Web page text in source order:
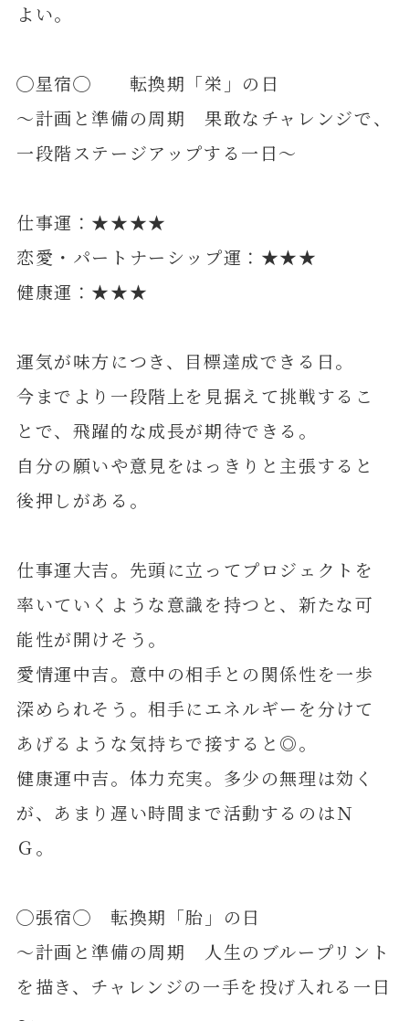
よい。
◯星宿◯ 転換期「栄」の日
～計画と準備の周期 果敢なチャレンジで、
一段階ステージアップする一日～
仕事運：★★★★
恋愛・パートナーシップ運：★★★
健康運：★★★
運気が味方につき、目標達成できる日。
今までより一段階上を見据えて挑戦するこ
とで、飛躍的な成長が期待できる。
自分の願いや意見をはっきりと主張すると
後押しがある。
仕事運大吉。先頭に立ってプロジェクトを
率いていくような意識を持つと、新たな可
能性が開けそう。
愛情運中吉。意中の相手との関係性を一歩
深められそう。相手にエネルギーを分けて
あげるような気持ちで接すると◎。
健康運中吉。体力充実。多少の無理は効く
が、あまり遅い時間まで活動するのはＮ
Ｇ。
◯張宿◯ 転換期「胎」の日
～計画と準備の周期 人生のブループリント
を描き、チャレンジの一手を投げ入れる一日